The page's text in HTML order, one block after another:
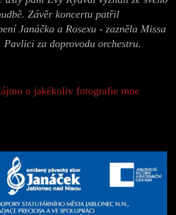
Závěr koncertu patřil
Janáčka a Rosexu - zazněla Missa
za doprovodu orchestru.
o jakékoliv fotografie mne